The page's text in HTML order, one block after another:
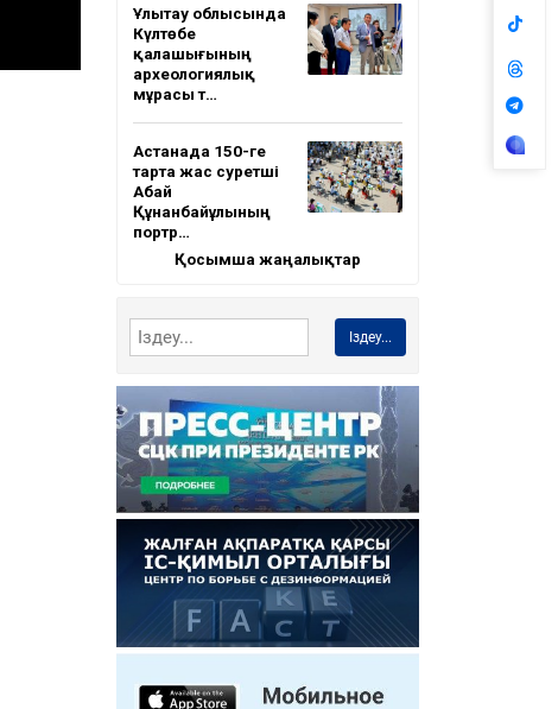
Ұлытау облысында
Күлтөбе
қалашығының
археологиялық
мұрасы т…
Астанада 150-ге
тарта жас суретші
Абай
Құнанбайұлының
портр…
Қосымша жаңалықтар
Іздеу...